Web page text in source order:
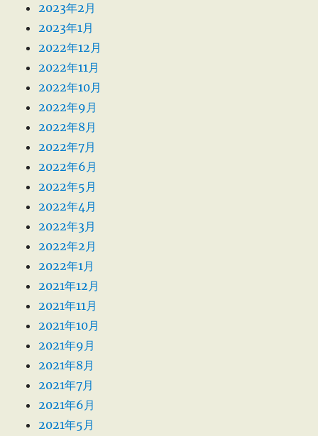
2023年2月
2023年1月
2022年12月
2022年11月
2022年10月
2022年9月
2022年8月
2022年7月
2022年6月
2022年5月
2022年4月
2022年3月
2022年2月
2022年1月
2021年12月
2021年11月
2021年10月
2021年9月
2021年8月
2021年7月
2021年6月
2021年5月